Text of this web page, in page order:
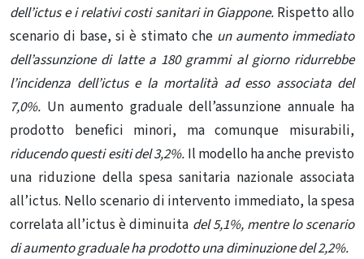
dell’ictus e i relativi costi sanitari in Giappone.Rispetto allo
scenario di base, si è stimato che un aumento immediato
dell’assunzione di latte a 180 grammi al giorno ridurrebbe
l’incidenza dell’ictus e la mortalità ad esso associata del
7,0%. Un aumento graduale dell’assunzione annuale ha
prodotto benefici minori, ma comunque misurabili,
riducendo questi esiti del 3,2%. Il modello ha anche previsto
una riduzione della spesa sanitaria nazionale associata
all’ictus. Nello scenario di intervento immediato, la spesa
correlata all’ictus è diminuita del 5,1%, mentre lo scenario
di aumento graduale ha prodotto una diminuzione del 2,2%.